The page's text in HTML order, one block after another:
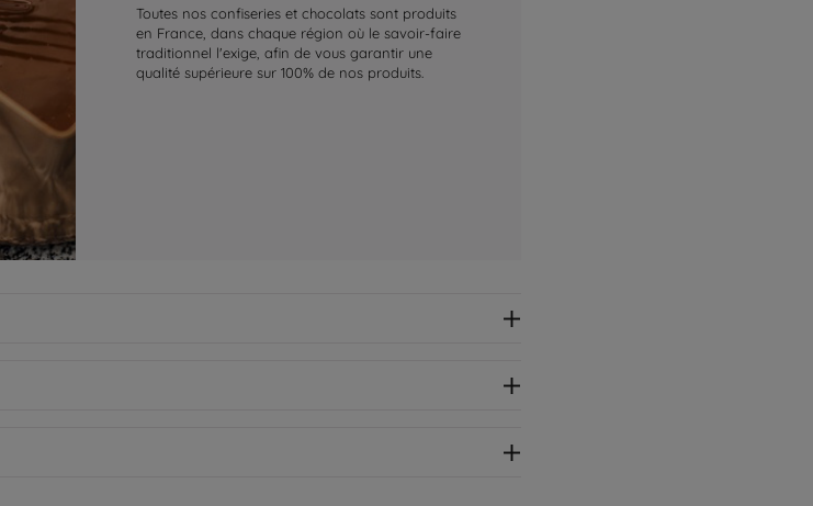
Toutes nos confiseries et chocolats sont produits
en France, dans chaque région où le savoir-faire
traditionnel l'exige, afin de vous garantir une
qualité supérieure sur 100% de nos produits.